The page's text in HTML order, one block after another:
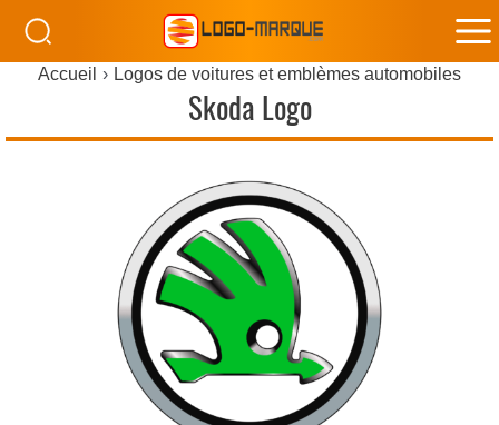
Accueil Logos de voitures et emblèmes automobiles
Skoda Logo